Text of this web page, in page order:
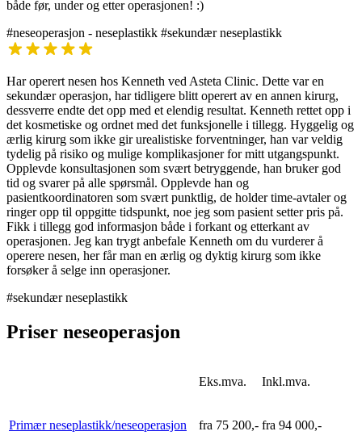
både før, under og etter operasjonen! :)
#neseoperasjon - neseplastikk #sekundær neseplastikk
Har operert nesen hos Kenneth ved Asteta Clinic. Dette var en
sekundær operasjon, har tidligere blitt operert av en annen kirurg,
dessverre endte det opp med et elendig resultat. Kenneth rettet opp i
det kosmetiske og ordnet med det funksjonelle i tillegg. Hyggelig og
ærlig kirurg som ikke gir urealistiske forventninger, han var veldig
tydelig på risiko og mulige komplikasjoner for mitt utgangspunkt.
Opplevde konsultasjonen som svært betryggende, han bruker god
tid og svarer på alle spørsmål. Opplevde han og
pasientkoordinatoren som svært punktlig, de holder time-avtaler og
ringer opp til oppgitte tidspunkt, noe jeg som pasient setter pris på.
Fikk i tillegg god informasjon både i forkant og etterkant av
operasjonen. Jeg kan trygt anbefale Kenneth om du vurderer å
operere nesen, her får man en ærlig og dyktig kirurg som ikke
forsøker å selge inn operasjoner.
#sekundær neseplastikk
Priser neseoperasjon
Eks.mva. Inkl.mva.
Primær neseplastikk/neseoperasjon fra 75 200,- fra 94 000,-